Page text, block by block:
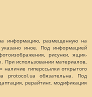
информацию, размещенную на
иное. Под информацией
рисунки, ящик-
При использовании материалов,
гиперссылки открытого
protocol.ua обязательна. Под
рерайтинг, модификация